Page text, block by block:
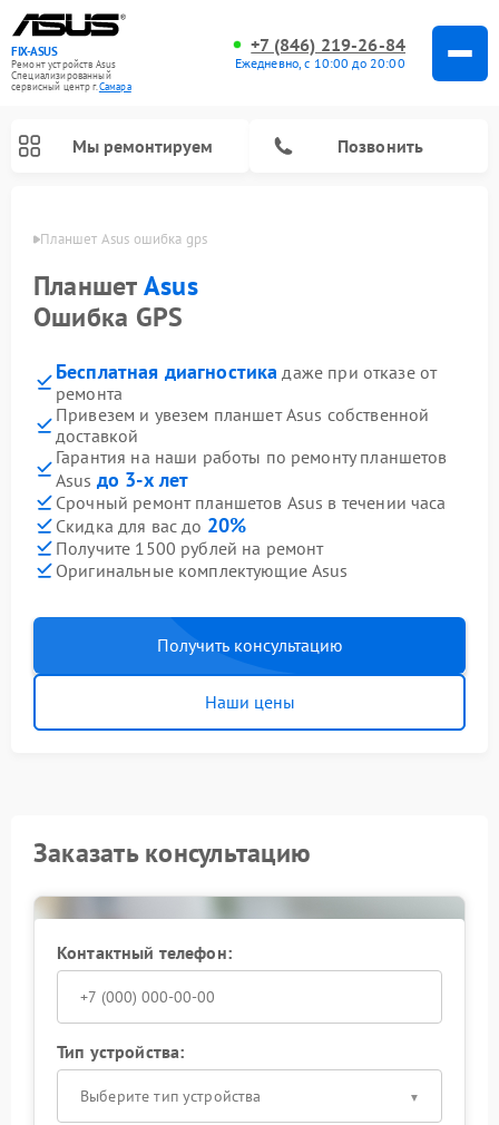
FIX-ASUS
Ремонт устройств Asus
Специализированный
cервисный центр г.Самара
+7 (846) 219-26-84
Ежедневно, с 10:00 до 20:00
Мы ремонтируем Позвонить
Планшет Asus ошибка gps
ПланшетAsus
Ошибка GPS
Бесплатная диагностика даже при отказе от
ремонта
Привезем и увезем планшет Asus собственной
доставкой
Гарантия на наши работы по ремонту планшетов
Asus до 3-х лет
Срочный ремонт планшетов Asus в течении часа
Скидка для вас до 20%
Получите 1500 рублей на ремонт
Оригинальные комплектующие Asus
Получить консультацию
Наши цены
Заказать консультацию
Контактный телефон:
Тип устройства:
Выберите тип устройства